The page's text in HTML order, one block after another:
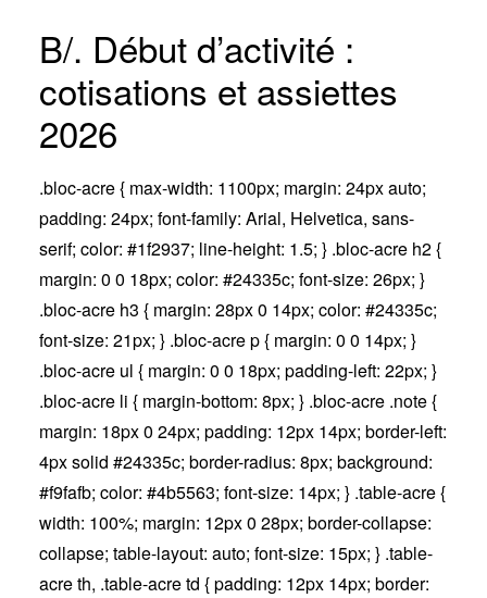
B/. Début d’activité :
cotisations et assiettes
2026
.bloc-acre { max-width: 1100px; margin: 24px auto;
padding: 24px; font-family: Arial, Helvetica, sans-
serif; color: #1f2937; line-height: 1.5; } .bloc-acre h2 {
margin: 0 0 18px; color: #24335c; font-size: 26px; }
.bloc-acre h3 { margin: 28px 0 14px; color: #24335c;
font-size: 21px; } .bloc-acre p { margin: 0 0 14px; }
.bloc-acre ul { margin: 0 0 18px; padding-left: 22px; }
.bloc-acre li { margin-bottom: 8px; } .bloc-acre .note {
margin: 18px 0 24px; padding: 12px 14px; border-left:
4px solid #24335c; border-radius: 8px; background:
#f9fafb; color: #4b5563; font-size: 14px; } .table-acre {
width: 100%; margin: 12px 0 28px; border-collapse:
collapse; table-layout: auto; font-size: 15px; } .table-
acre th, .table-acre td { padding: 12px 14px; border: